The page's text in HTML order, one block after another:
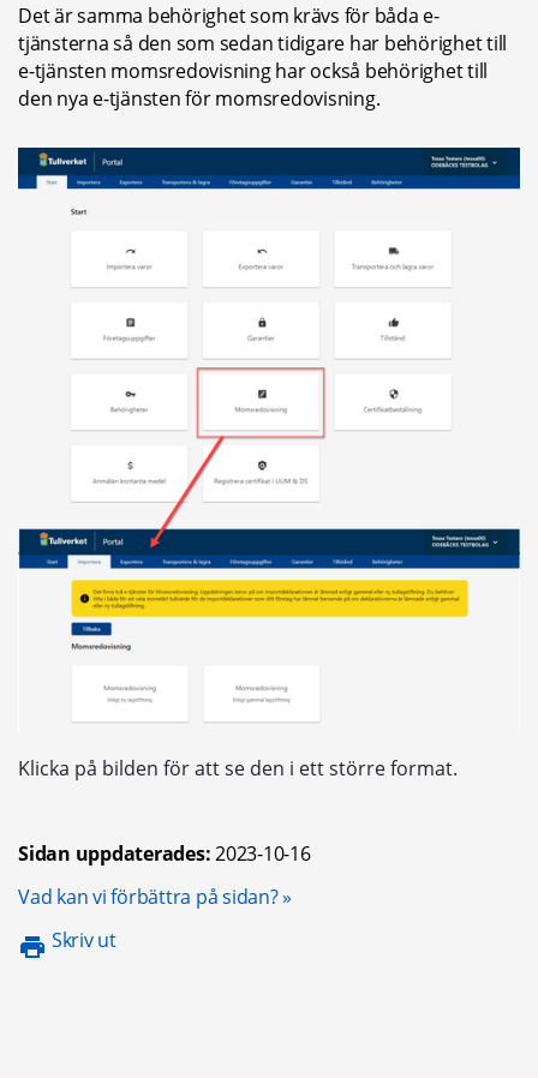
Det är samma behörighet som krävs för båda e-
tjänsterna så den som sedan tidigare har behörighet till
e-tjänsten momsredovisning har också behörighet till
den nya e-tjänsten för momsredovisning.
Klicka på bilden för att se den i ett större format.
Sidan uppdaterades:2023-10-16
Vad kan vi förbättra på sidan?Öppnas i nytt fönster.
Skriv ut